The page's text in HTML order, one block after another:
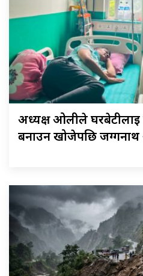
अध्यक्ष ओलीले घरबेटीलाई
बनाउन खोजेपछि